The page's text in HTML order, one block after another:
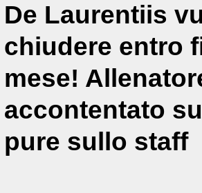
De Laurentiis
chiudere entro
mese!
accontentato
pure sullo staff